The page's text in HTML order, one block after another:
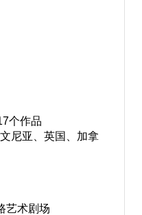
个作品
尼亚、英国、加拿
艺术剧场